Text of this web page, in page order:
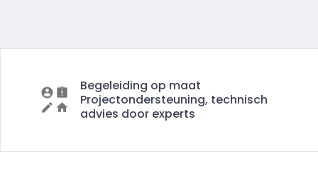
Begeleiding op maat
Projectondersteuning, technisch
advies door experts